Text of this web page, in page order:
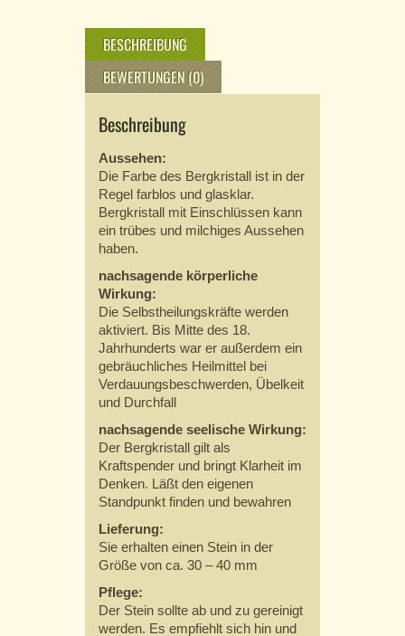
BESCHREIBUNG
BEWERTUNGEN (0)
Beschreibung
Aussehen:
Die Farbe des Bergkristall ist in der
Regel farblos und glasklar.
Bergkristall mit Einschlüssen kann
ein trübes und milchiges Aussehen
haben.
nachsagende körperliche
Wirkung:
Die Selbstheilungskräfte werden
aktiviert. Bis Mitte des 18.
Jahrhunderts war er außerdem ein
gebräuchliches Heilmittel bei
Verdauungsbeschwerden, Übelkeit
und Durchfall
nachsagende seelische Wirkung:
Der Bergkristall gilt als
Kraftspender und bringt Klarheit im
Denken. Läßt den eigenen
Standpunkt finden und bewahren
Lieferung:
Sie erhalten einen Stein in der
Größe von ca. 30 – 40 mm
Pflege:
Der Stein sollte ab und zu gereinigt
werden. Es empfiehlt sich hin und